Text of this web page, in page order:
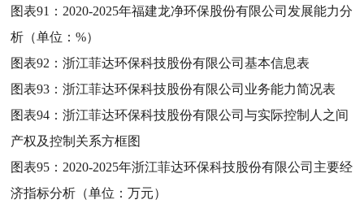
图表91： 2020-2025年福建龙净环保股份有限公司发展能力分
析（单位：%）
图表92：浙江菲达环保科技股份有限公司基本信息表
图表93：浙江菲达环保科技股份有限公司业务能力简况表
图表94：浙江菲达环保科技股份有限公司与实际控制人之间
产权及控制关系方框图
图表95： 2020-2025年浙江菲达环保科技股份有限公司主要经
济指标分析（单位：万元）